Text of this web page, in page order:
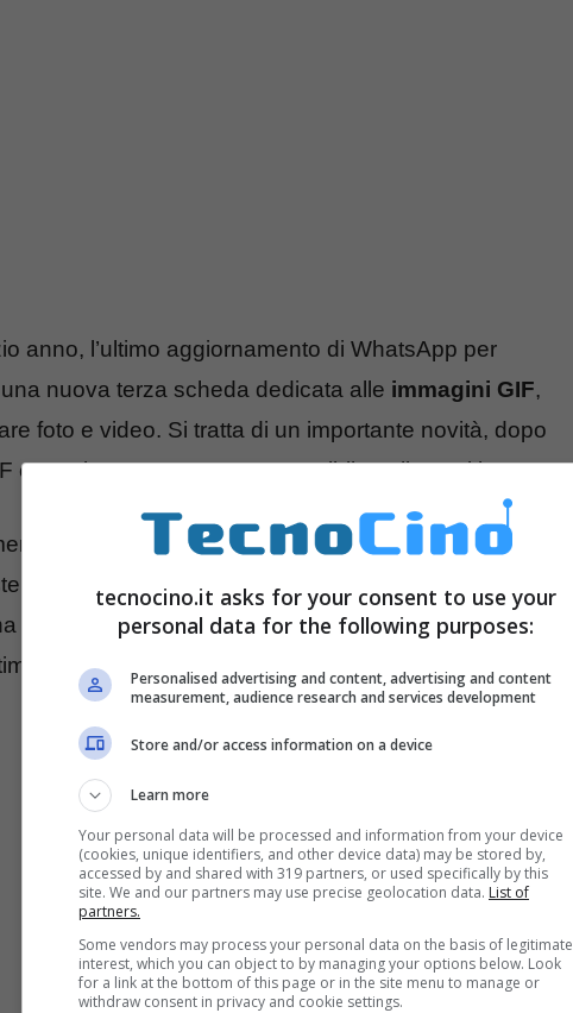
anno, l’ultimo aggiornamento di WhatsApp per
nuova terza scheda dedicata alle immagini GIF,
foto e video. Si tratta di un importante novità, dopo
era solamente stata resa possibile agli utenti iOS.
semplice e con l’ultimo update, le immagini
operativo di Google. Ovviamente, le GIF
didascalia, da aggiungere nella schermata di
ad amici o parenti.
tecnocino.it asks for your consent to use your
personal data for the following purposes:
Personalised advertising and content, advertising and content
measurement, audience research and services development
Store and/or access information on a device
Learn more
Your personal data will be processed and information from your device
(cookies, unique identifiers, and other device data) may be stored by,
accessed by and shared with 319 partners, or used specifically by this
site. We and our partners may use precise geolocation data. List of
partners.
Some vendors may process your personal data on the basis of legitimate
interest, which you can object to by managing your options below. Look
for a link at the bottom of this page or in the site menu to manage or
withdraw consent in privacy and cookie settings.